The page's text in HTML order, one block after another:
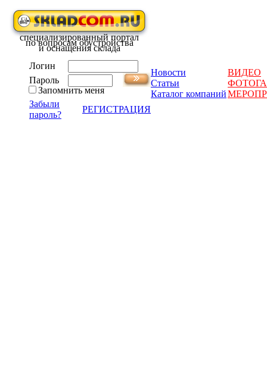
специализированный портал
по вопросам обустройства
и оснащения склада
Логин
Пароль
Запомнить меня
Забыли
пароль?
РЕГИСТРАЦИЯ
Новости
ВИДЕО
Статьи
Каталог компаний